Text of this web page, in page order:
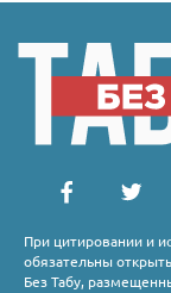
При цитировании и
обязательны
Без Табу,